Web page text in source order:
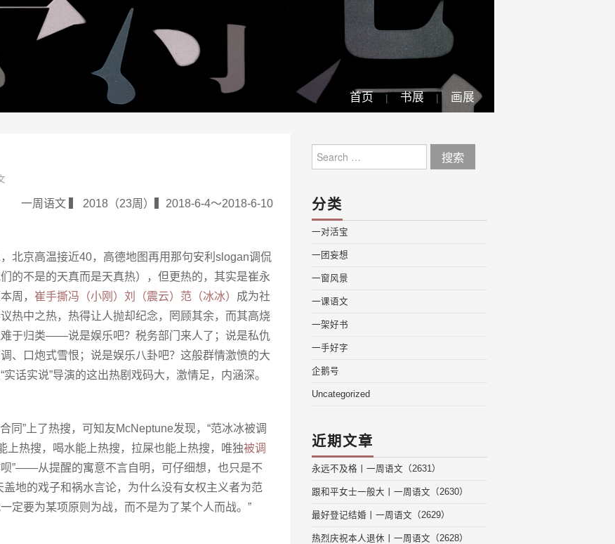
首页 书展 画展
一周语文 ▍ 2018（23周）▍2018-6-4～2018-6-10
北京高温接近40，高德地图再用那句安利slogan调侃
的不是的天真而是天真热），但更热的，其实是崔永
周， 崔手撕冯（小刚）刘（震云）范（冰冰） 成为社
热中之热，热得让人抛却纪念，罔顾其余，而其高烧
于归类——说是娱乐吧？税务部门来人了；说是私仇
、口炮式雪恨；说是娱乐八卦吧？这般群情激愤的大
话实说”导演的这出热剧戏码大，激情足，内涵深。
同”上了热搜，可知友McNeptune发现，“范冰冰被调
上热搜，喝水能上热搜，拉屎也能上热搜，唯独被调
呗”——从提醒的寓意不言自明，可仔细想，也只是不
地的戏子和祸水言论，为什么没有女权主义者为范
一定要为某项原则为战，而不是为了某个人而战。”
for:
分类
一对活宝
一团妄想
一窗风景
一课语文
一架好书
一手好字
企鹅号
Uncategorized
近期文章
永远不及格丨一周语文（2631）
跟和平女士一般大丨一周语文（2630）
最好登记结婚丨一周语文（2629）
热烈庆祝本人退休丨一周语文（2628）